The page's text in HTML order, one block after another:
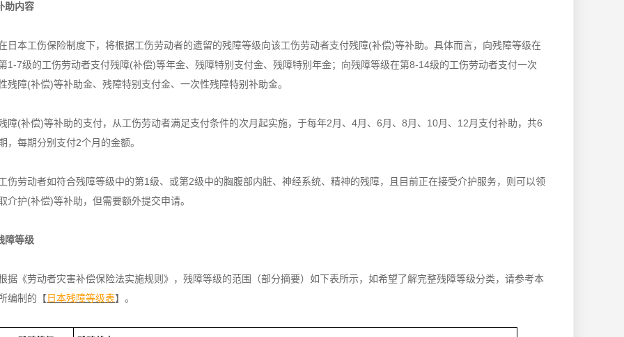
助内容
日本工伤保险制度下，将根据工伤劳动者的遗留的残障等级向该工伤劳动者支付残障(补偿)等补助。具体而言，向残障等级在
1-7级的工伤劳动者支付残障(补偿)等年金、残障特别支付金、残障特别年金；向残障等级在第8-14级的工伤劳动者支付一次
残障(补偿)等补助金、残障特别支付金、一次性残障特别补助金。
障(补偿)等补助的支付，从工伤劳动者满足支付条件的次月起实施，于每年2月、4月、6月、8月、10月、12月支付补助，共6
，每期分别支付2个月的金额。
伤劳动者如符合残障等级中的第1级、或第2级中的胸腹部内脏、神经系统、精神的残障，且目前正在接受介护服务，则可以领
介护(补偿)等补助，但需要额外提交申请。
障等级
据《劳动者灾害补偿保险法实施规则》，残障等级的范围（部分摘要）如下表所示，如希望了解完整残障等级分类，请参考本
编制的【日本残障等级表】。